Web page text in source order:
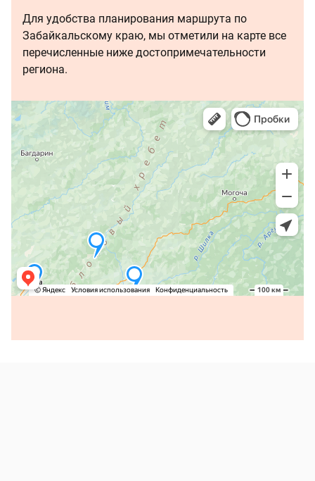
Для удобства планирования маршрута по
Забайкальскому краю, мы отметили на карте все
перечисленные ниже достопримечательности
региона.